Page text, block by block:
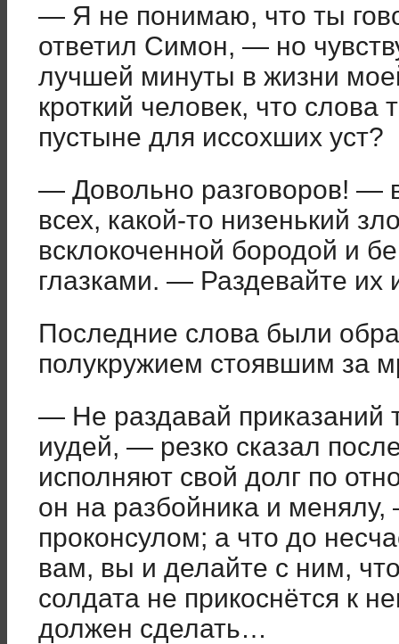
— Я не понимаю, что ты
ответил Симон, — но
лучшей минуты в жизни
кроткий человек, что слова
пустыне для иссохших уст?
— Довольно разговоров! —
всех, какой-то низенький
всклокоченной бородой и
глазками. — Раздевайте их
Последние слова были
полукружием стоявшим за
— Не раздавай приказаний
иудей, — резко сказал
исполняют свой долг по
он на разбойника и
проконсулом; а что до
вам, вы и делайте с ним,
солдата не прикоснётся к
должен сделать…